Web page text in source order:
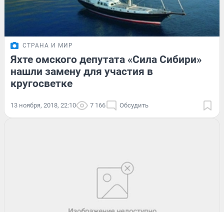
СТРАНА И МИР
Яхте омского депутата «Сила Сибири»
нашли замену для участия в
кругосветке
13 ноября, 2018, 22:10 7 166 Обсудить